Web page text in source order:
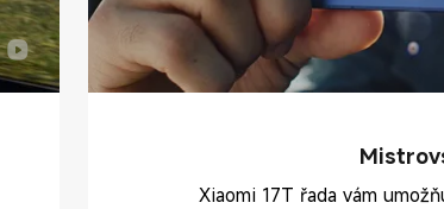
Xiaomi 17T řada vám